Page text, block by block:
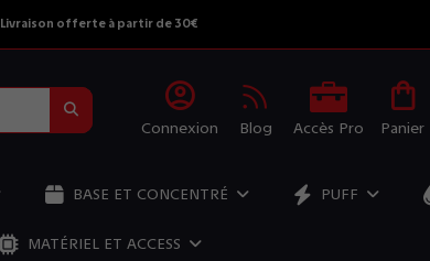
Livraison offerte à partir de 30€
Connexion Blog Accès Pro Panier
BASE ET CONCENTRÉ PUFF
MATÉRIEL ET ACCESS